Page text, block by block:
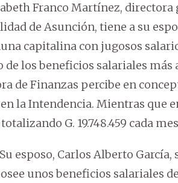
Franco Martínez,
de Asunción, tiene a su
capitalina con jugosos
de los beneficios salariales
de Finanzas percibe en
en la Intendencia. Mientras que
totalizando G. 19.748.459 cada
esposo, Carlos Alberto
unos beneficios salariales